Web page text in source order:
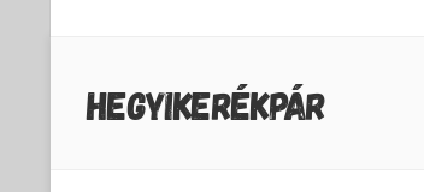
HEGYIKERÉKPÁR